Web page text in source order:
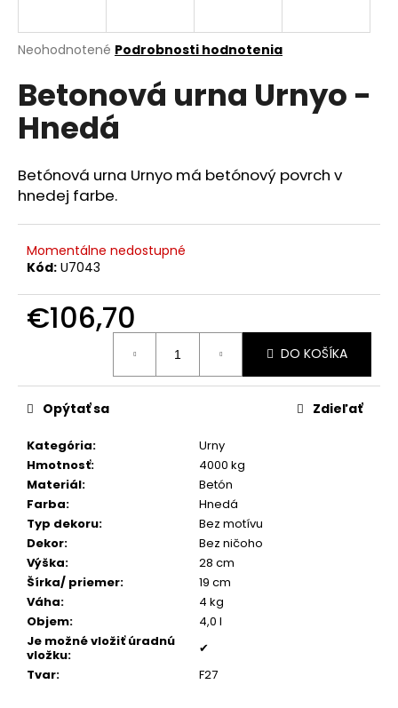
Priemerné
produktu
je
0,0
hviezdičiek.
Neohodnotené Podrobnosti hodnotenia
Betonová urna Urnyo -
Hnedá
Betónová urna Urnyo má betónový povrch v
hnedej farbe.
Momentálne nedostupné
Kód: U7043
€106,70
DO KOŠÍKA
Kategória:
Urny
Hmotnosť:
4000 kg
Materiál:
Betón
Farba:
Hnedá
Typ dekoru:
Bez motívu
Dekor:
Bez ničoho
Výška:
28 cm
Šírka/ priemer:
19 cm
Váha:
4 kg
Objem:
4,0 l
Je možné vložiť úradnú
vložku:
✔
Tvar: F27
Opýtať sa Zdieľať
j
ť
?
d
p
ú
č
a
m
e
PÁNSKY
KOŽENÝ
NÁRAMOK,
COGNAC
KOŽA
€160